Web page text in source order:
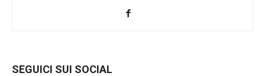
SEGUICI SUI SOCIAL